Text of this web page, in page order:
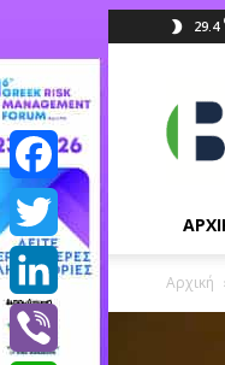
29.4
Αρχική
Facebook
Twitter
LinkedIn